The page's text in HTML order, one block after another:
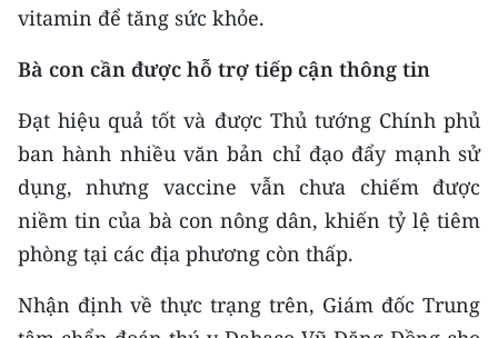
vitamin để tăng sức khỏe.
Bà con cần được hỗ trợ tiếp cận thông tin
Đạt hiệu quả tốt và được Thủ tướng Chính phủ
ban hành nhiều văn bản chỉ đạo đẩy mạnh sử
dụng, nhưng vaccine vẫn chưa chiếm được
niềm tin của bà con nông dân, khiến tỷ lệ tiêm
phòng tại các địa phương còn thấp.
Nhận định về thực trạng trên, Giám đốc Trung